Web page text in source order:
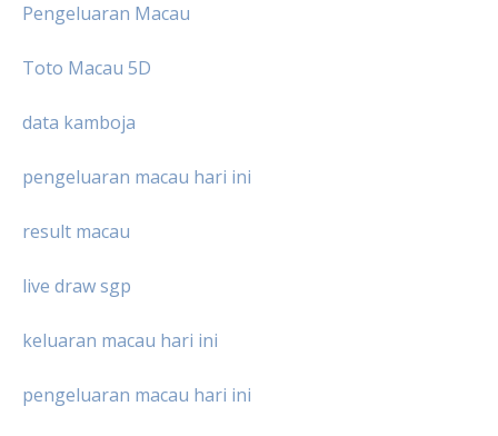
Pengeluaran Macau
Toto Macau 5D
data kamboja
pengeluaran macau hari ini
result macau
live draw sgp
keluaran macau hari ini
pengeluaran macau hari ini